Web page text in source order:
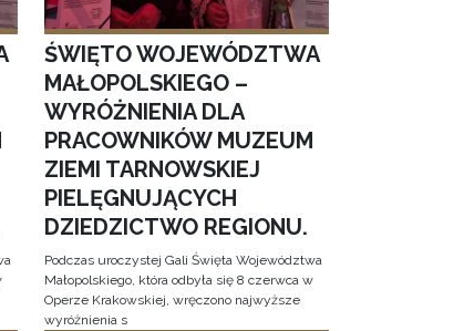
ŚWIĘTO WOJEWÓDZTWA
MAŁOPOLSKIEGO –
WYRÓŻNIENIA DLA
PRACOWNIKÓW MUZEUM
ZIEMI TARNOWSKIEJ
PIELĘGNUJĄCYCH
DZIEDZICTWO REGIONU.
Podczas uroczystej Gali Święta Województwa
Małopolskiego, która odbyła się 8 czerwca w
Operze Krakowskiej, wręczono najwyższe
wyróżnienia s